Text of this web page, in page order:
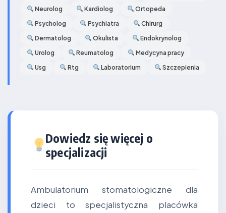
Neurolog
Kardiolog
Ortopeda
Psycholog
Psychiatra
Chirurg
Dermatolog
Okulista
Endokrynolog
Urolog
Reumatolog
Medycyna pracy
Usg
Rtg Laboratorium Szczepienia
Dowiedz się więcej o
specjalizacji
Ambulatorium stomatologiczne dla
dzieci to specjalistyczna placówka